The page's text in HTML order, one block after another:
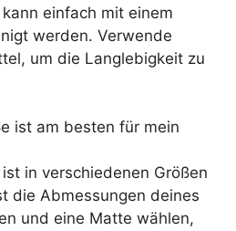
einfach mit einem
werden. Verwende
um die Langlebigkeit zu
ist am besten für mein
in verschiedenen Größen
die Abmessungen deines
und eine Matte wählen,